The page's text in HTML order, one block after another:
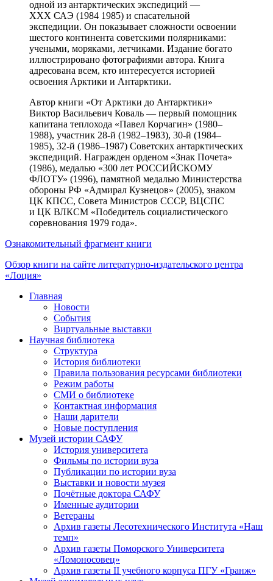
одной из антарктических экспедиций —
XXX САЭ (1984 1985) и спасательной
экспедиции. Он показывает сложности освоении
шестого континента советскими полярниками:
учеными, моряками, летчиками. Издание богато
иллюстрировано фотографиями автора. Книга
адресована всем, кто интересуется историей
освоения Арктики и Антарктики.
Автор книги «От Арктики до Антарктики»
Виктор Васильевич Коваль — первый помощник
капитана теплохода «Павел Корчагин» (1980–
1988), участник 28-й (1982–1983), 30-й (1984–
1985), 32-й (1986–1987) Советских антарктических
экспедиций. Награжден орденом «Знак Почета»
(1986), медалью «300 лет РОССИЙСКОМУ
ФЛОТУ» (1996), памятной медалью Министерства
обороны РФ «Адмирал Кузнецов» (2005), знаком
ЦК КПСС, Совета Министров СССР, ВЦСПС
и ЦК ВЛКСМ «Победитель социалистического
соревнования 1979 года».
Ознакомительный фрагмент книги
Обзор книги на сайте литературно-издательского центра
«Лоция»
Главная
Новости
События
Виртуальные выставки
Научная библиотека
Структура
История библиотеки
Правила пользования ресурсами библиотеки
Режим работы
СМИ о библиотеке
Контактная информация
Наши дарители
Новые поступления
Музей истории САФУ
История университета
Фильмы по истории вуза
Публикации по истории вуза
Выставки и новости музея
Почётные доктора САФУ
Именные аудитории
Ветераны
Архив газеты Лесотехнического Института «Наш
темп»
Архив газеты Поморского Университета
«Ломоносовец»
Архив газеты II учебного корпуса ПГУ «Гранж»